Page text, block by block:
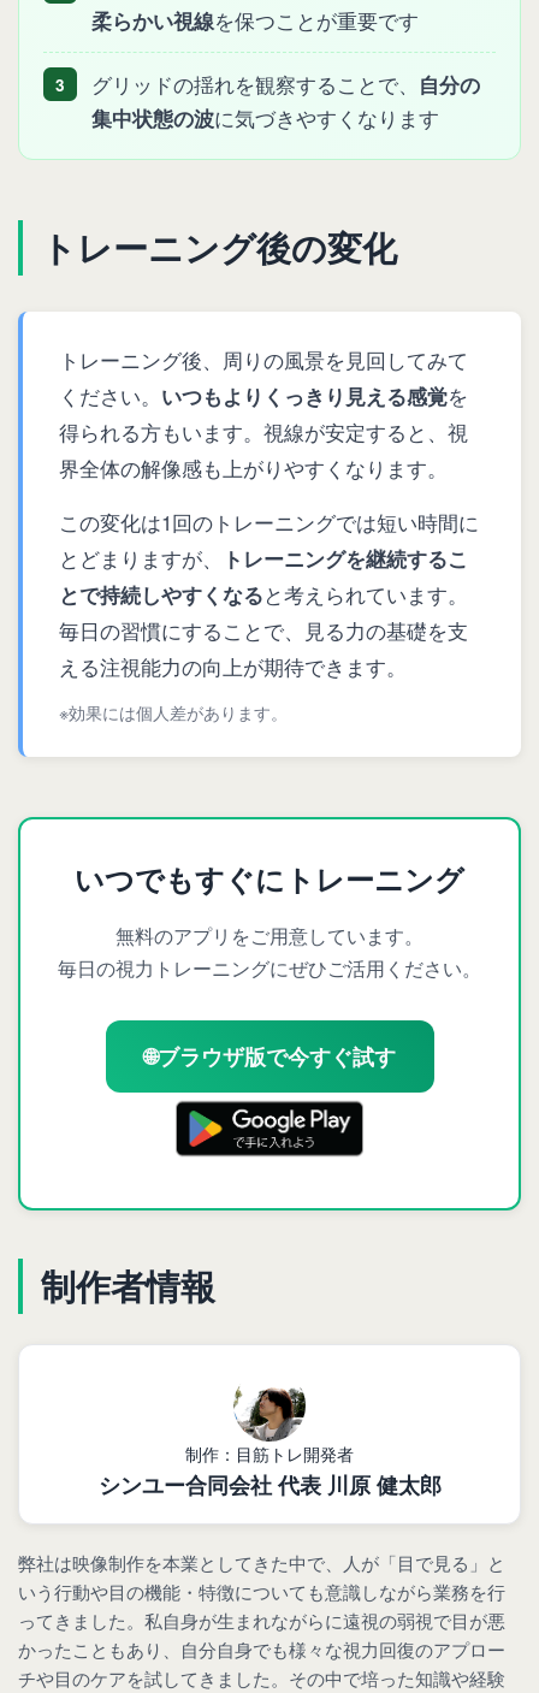
柔らかい視線を保つことが重要です
3 グリッドの揺れを観察することで、 自分の
集中状態の波に気づきやすくなります
トレーニング後の変化
トレーニング後、周りの風景を見回してみて
ください。 いつもよりくっきり見える感覚を
得られる方もいます。視線が安定すると、視
界全体の解像感も上がりやすくなります。
この変化は1回のトレーニングでは短い時間に
とどまりますが、
トレーニングを継続するこ
とで持続しやすくなると考えられています。
毎日の習慣にすることで、見る力の基礎を支
える注視能力の向上が期待できます。
※効果には個人差があります。
いつでもすぐにトレーニング
無料のアプリをご用意しています。
毎日の視力トレーニングにぜひご活用ください。
🌐ブラウザ版で今すぐ試す
制作者情報
制作：目筋トレ開発者
シンユー合同会社 代表 川原 健太郎
弊社は映像制作を本業としてきた中で、人が「目で見る」と
いう行動や目の機能・特徴についても意識しながら業務を行
ってきました。私自身が生まれながらに遠視の弱視で目が悪
かったこともあり、自分自身でも様々な視力回復のアプロー
チや目のケアを試してきました。その中で培った知識や経験